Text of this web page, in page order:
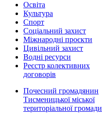
Освіта
Культура
Спорт
Соціальний захист
Міжнародні проєкти
Цивільний захист
Водні ресурси
Реєстр колективних
договорів
Почесний громадянин
Тисменицької міської
територіальної громади